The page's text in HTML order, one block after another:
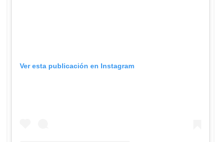
Ver esta publicación en Instagram